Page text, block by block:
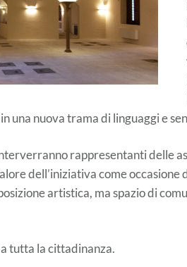
una nuova trama di linguaggi e
rappresentanti delle
dell’iniziativa come occasione
artistica, ma spazio di
tutta la cittadinanza.